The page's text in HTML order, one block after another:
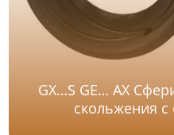
GX…S GE… AX
скольжения